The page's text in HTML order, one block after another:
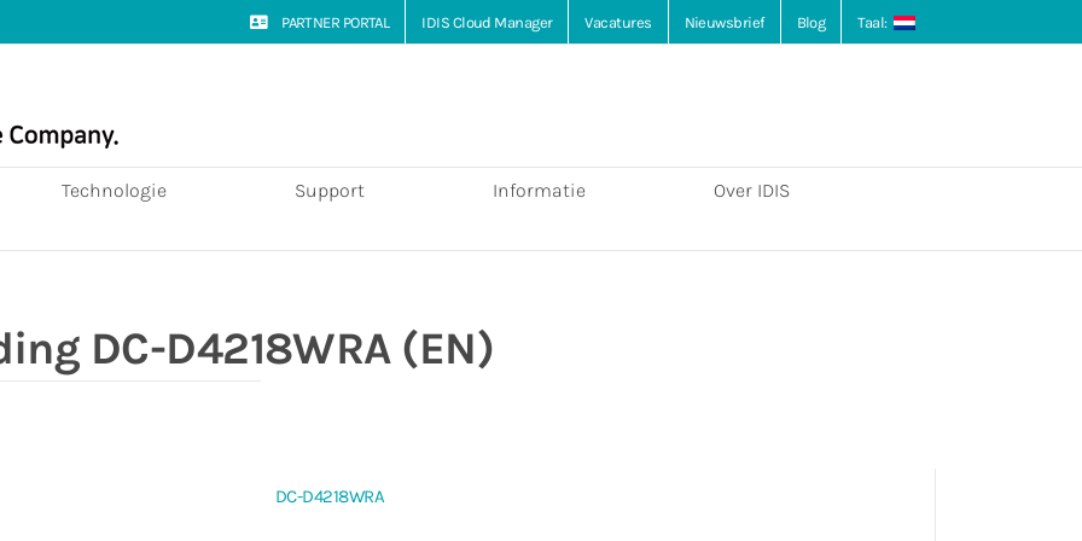
PARTNER PORTAL IDIS Cloud Manager Vacatures Nieuwsbrief Blog Taal:
Technologie Support Informatie Over IDIS
DC-D4218WRA (EN)
DC-D4218WRA